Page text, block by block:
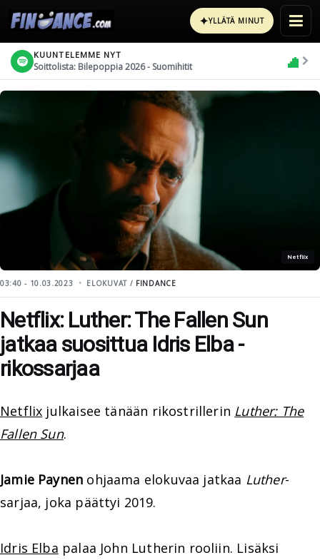
✦YLLÄTÄ MINUT
KUUNTELEMME NYT
Soittolista: Bilepoppia 2026 - Suomihitit
Netflix
03:40 - 10.03.2023 ELOKUVAT / FINDANCE
Netflix: Luther: The Fallen Sun
jatkaa suosittua Idris Elba -
rikossarjaa
Netflix julkaisee tänään rikostrillerin Luther: The
Fallen Sun.
Jamie Paynen ohjaama elokuvaa jatkaa Luther-
sarjaa, joka päättyi 2019.
Idris Elba palaa John Lutherin rooliin. Lisäksi